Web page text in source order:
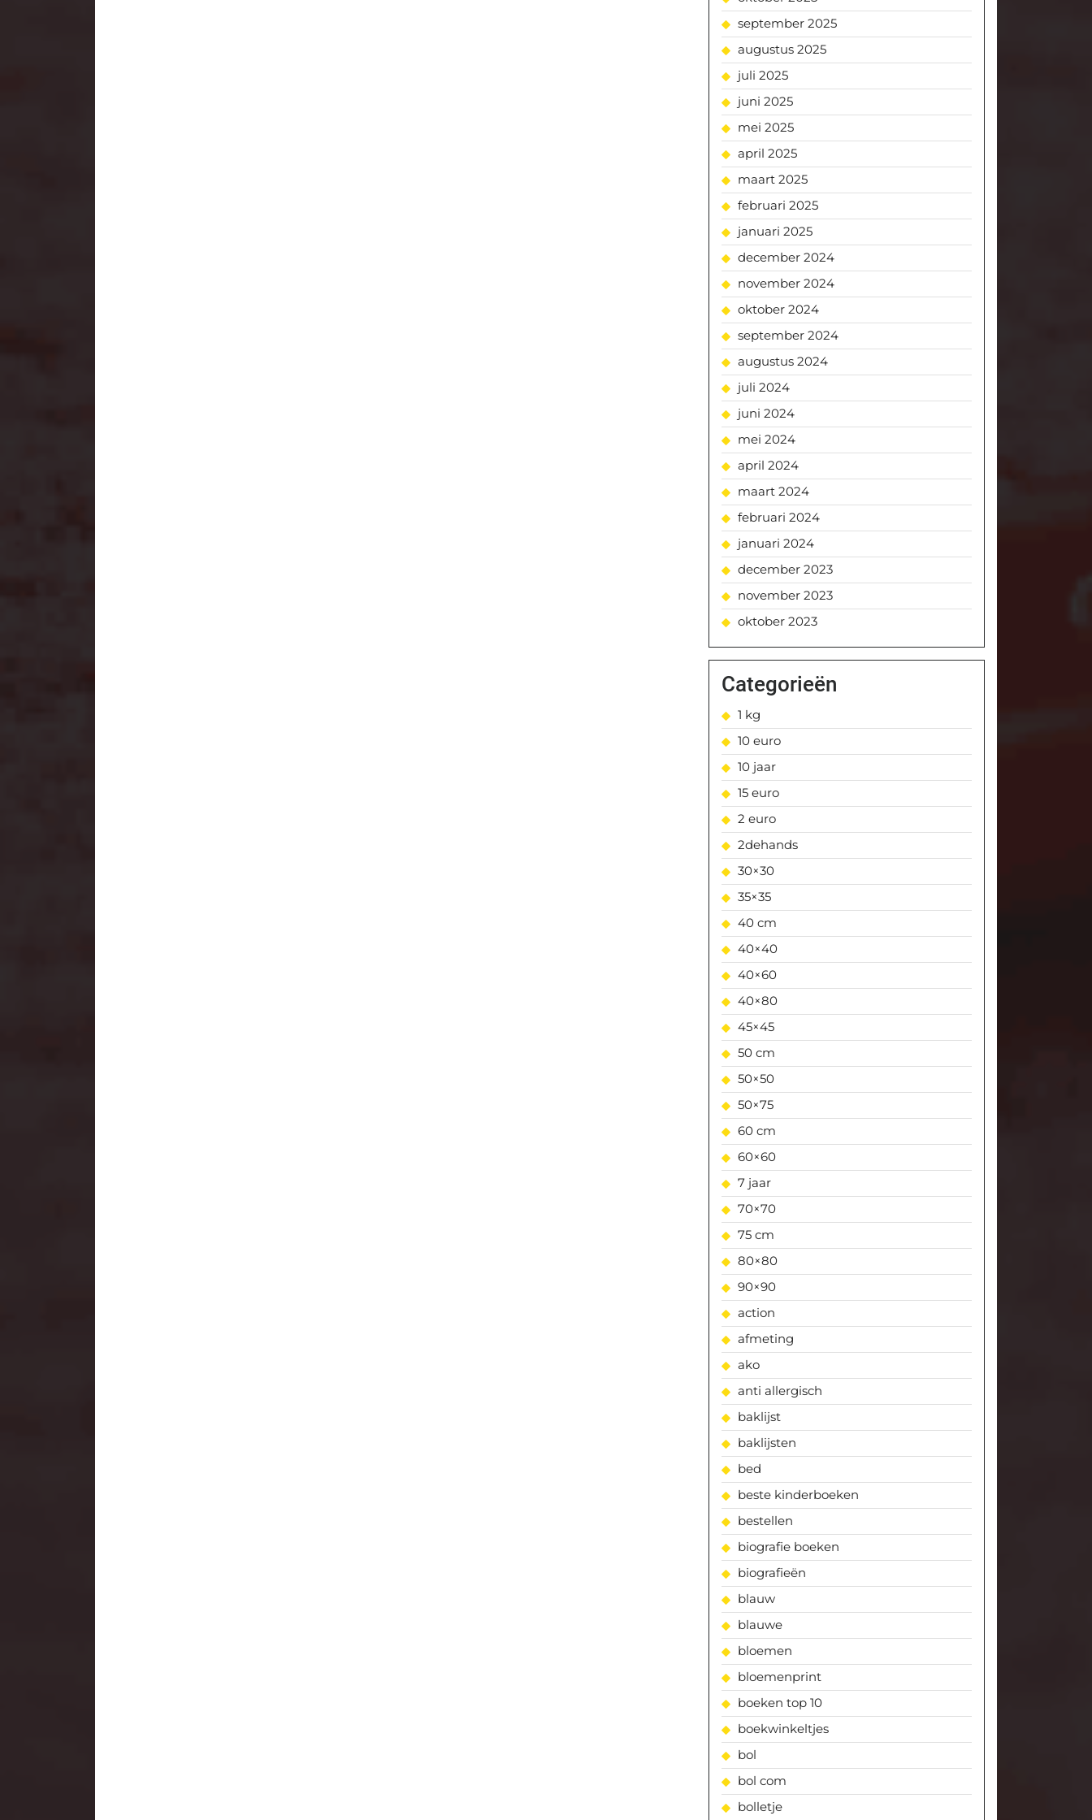
september 2025
augustus 2025
juli 2025
juni 2025
mei 2025
april 2025
maart 2025
februari 2025
januari 2025
december 2024
november 2024
oktober 2024
september 2024
augustus 2024
juli 2024
juni 2024
mei 2024
april 2024
maart 2024
februari 2024
januari 2024
december 2023
november 2023
oktober 2023
Categorieën
1 kg
10 euro
10 jaar
15 euro
2 euro
2dehands
30×30
35×35
40 cm
40×40
40×60
40×80
45×45
50 cm
50×50
50×75
60 cm
60×60
7 jaar
70×70
75 cm
80×80
90×90
action
afmeting
ako
anti allergisch
baklijst
baklijsten
bed
beste kinderboeken
bestellen
biografie boeken
biografieën
blauw
blauwe
bloemen
bloemenprint
boeken top 10
boekwinkeltjes
bol
bol com
bolletje